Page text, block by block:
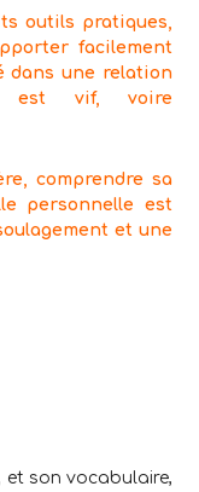
outils pratiques,
facilement
dans une relation
est vif, voire
comprendre sa
personnelle est
et une
et son vocabulaire,